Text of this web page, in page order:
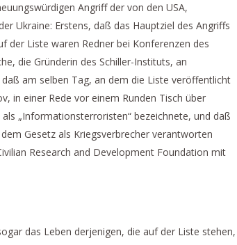
Angriff der von den USA,
Ukraine: Erstens, daß das Hauptziel des Angriffs
der Liste waren Redner bei Konferenzen des
die Gründerin des Schiller-Instituts, an
am selben Tag, an dem die Liste veröffentlicht
in einer Rede vor einem Runden Tisch über
„Informationsterroristen“ bezeichnete, und daß
Gesetz als Kriegsverbrecher verantworten
Research and Development Foundation mit
das Leben derjenigen, die auf der Liste stehen,